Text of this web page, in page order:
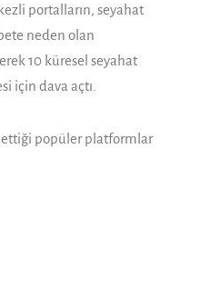
portalların, seyahat
neden olan
10 küresel seyahat
için dava açtı.
ettiği popüler platformlar